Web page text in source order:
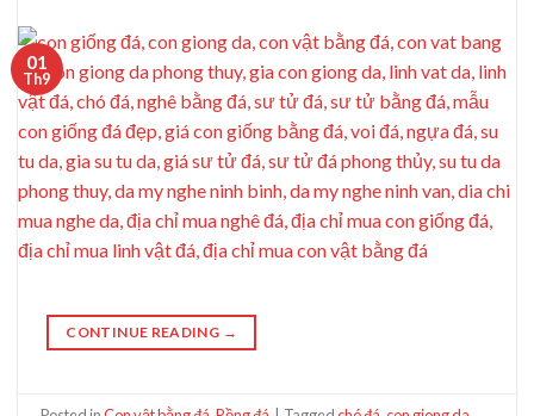
01
Th9
CONTINUE READING →